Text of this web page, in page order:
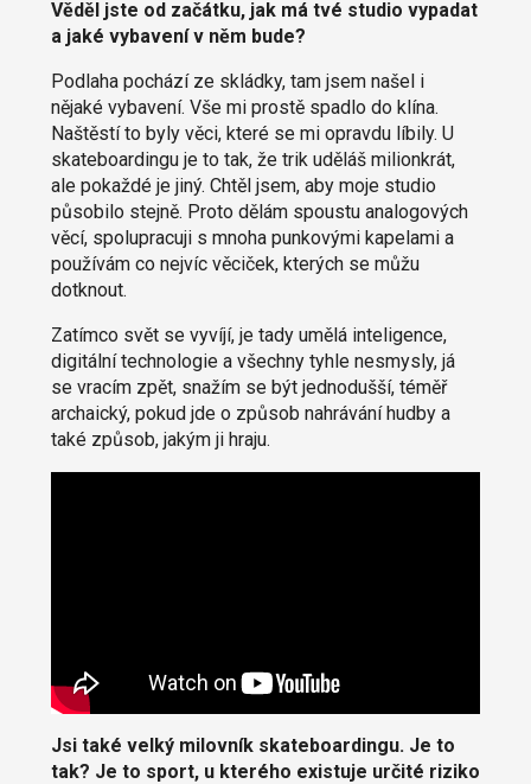
Věděl jste od začátku, jak má tvé studio vypadat
a jaké vybavení v něm bude?
Podlaha pochází ze skládky, tam jsem našel i
nějaké vybavení. Vše mi prostě spadlo do klína.
Naštěstí to byly věci, které se mi opravdu líbily. U
skateboardingu je to tak, že trik uděláš milionkrát,
ale pokaždé je jiný. Chtěl jsem, aby moje studio
působilo stejně. Proto dělám spoustu analogových
věcí, spolupracuji s mnoha punkovými kapelami a
používám co nejvíc věciček, kterých se můžu
dotknout.
Zatímco svět se vyvíjí, je tady umělá inteligence,
digitální technologie a všechny tyhle nesmysly, já
se vracím zpět, snažím se být jednodušší, téměř
archaický, pokud jde o způsob nahrávání hudby a
také způsob, jakým ji hraju.
Jsi také velký milovník skateboardingu. Je to
tak? Je to sport, u kterého existuje určité riziko